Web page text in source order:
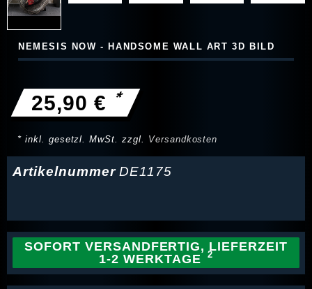
NEMESIS NOW - HANDSOME WALL ART 3D BILD
25,90 € *
* inkl. gesetzl. MwSt. zzgl. Versandkosten
ArtikelnummerDE1175
SOFORT VERSANDFERTIG, LIEFERZEIT
1-2 WERKTAGE